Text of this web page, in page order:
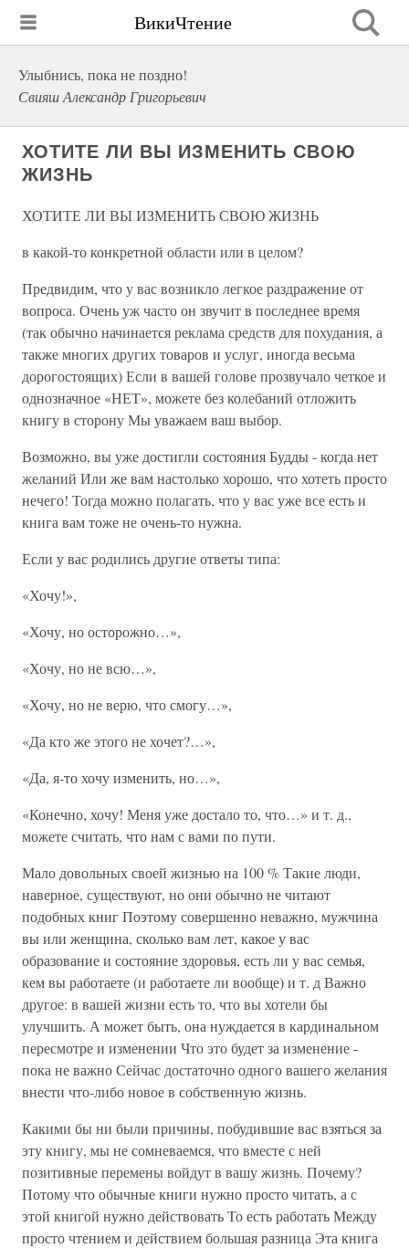
ВикиЧтение
Улыбнись, пока не поздно!
Свияш Александр Григорьевич
ХОТИТЕ ЛИ ВЫ ИЗМЕНИТЬ СВОЮ
ЖИЗНЬ
ХОТИТЕ ЛИ ВЫ ИЗМЕНИТЬ СВОЮ ЖИЗНЬ
в какой-то конкретной области или в целом?
Предвидим, что у вас возникло легкое раздражение от
вопроса. Очень уж часто он звучит в последнее время
(так обычно начинается реклама средств для похудания, а
также многих других товаров и услуг, иногда весьма
дорогостоящих) Если в вашей голове прозвучало четкое и
однозначное «НЕТ», можете без колебаний отложить
книгу в сторону Мы уважаем ваш выбор.
Возможно, вы уже достигли состояния Будды - когда нет
желаний Или же вам настолько хорошо, что хотеть просто
нечего! Тогда можно полагать, что у вас уже все есть и
книга вам тоже не очень-то нужна.
Если у вас родились другие ответы типа:
«Хочу!»,
«Хочу, но осторожно…»,
«Хочу, но не всю…»,
«Хочу, но не верю, что смогу…»,
«Да кто же этого не хочет?…»,
«Да, я-то хочу изменить, но…»,
«Конечно, хочу! Меня уже достало то, что…» и т. д.,
можете считать, что нам с вами по пути.
Мало довольных своей жизнью на 100 % Такие люди,
наверное, существуют, но они обычно не читают
подобных книг Поэтому совершенно неважно, мужчина
вы или женщина, сколько вам лет, какое у вас
образование и состояние здоровья, есть ли у вас семья,
кем вы работаете (и работаете ли вообще) и т. д Важно
другое: в вашей жизни есть то, что вы хотели бы
улучшить. А может быть, она нуждается в кардинальном
пересмотре и изменении Что это будет за изменение -
пока не важно Сейчас достаточно одного вашего желания
внести что-либо новое в собственную жизнь.
Какими бы ни были причины, побудившие вас взяться за
эту книгу, мы не сомневаемся, что вместе с ней
позитивные перемены войдут в вашу жизнь. Почему?
Потому что обычные книги нужно просто читать, а с
этой книгой нужно действовать То есть работать Между
просто чтением и действием большая разница Эта книга